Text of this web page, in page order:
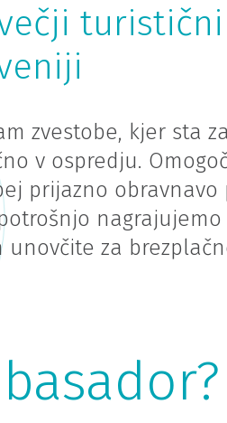
zvestobe, kjer sta
v ospredju.
prijazno obravnavo
unovčite za